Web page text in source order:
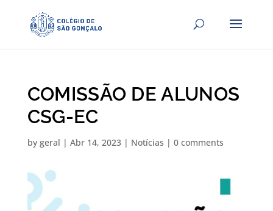
COMISSÃO DE ALUNOS
CSG-EC
by geral | Abr 14, 2023| Notícias | 0 comments